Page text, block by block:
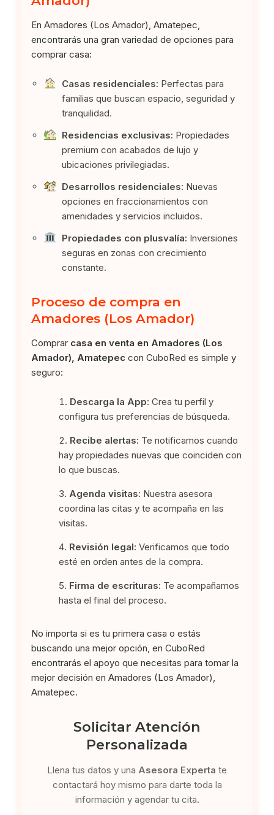
En Amadores (Los Amador), Amatepec,
encontrarás una gran variedad de opciones para
comprar casa:
Casas residenciales: Perfectas para
familias que buscan espacio, seguridad y
tranquilidad.
Residencias exclusivas: Propiedades
premium con acabados de lujo y
ubicaciones privilegiadas.
Desarrollos residenciales: Nuevas
opciones en fraccionamientos con
amenidades y servicios incluidos.
Propiedades con plusvalía: Inversiones
seguras en zonas con crecimiento
constante.
Proceso de compra en
Amadores (Los Amador)
Comprar casa en venta en Amadores (Los
Amador), Amatepec con CuboRed es simple y
seguro:
Descarga la App: Crea tu perfil y
configura tus preferencias de búsqueda.
Recibe alertas: Te notificamos cuando
hay propiedades nuevas que coinciden con
lo que buscas.
Agenda visitas: Nuestra asesora
coordina las citas y te acompaña en las
visitas.
Revisión legal: Verificamos que todo
esté en orden antes de la compra.
Firma de escrituras: Te acompañamos
hasta el final del proceso.
No importa si es tu primera casa o estás
buscando una mejor opción, en CuboRed
encontrarás el apoyo que necesitas para tomar la
mejor decisión en Amadores (Los Amador),
Amatepec.
Solicitar Atención
Personalizada
Llena tus datos y una Asesora Experta te
contactará hoy mismo para darte toda la
información y agendar tu cita.